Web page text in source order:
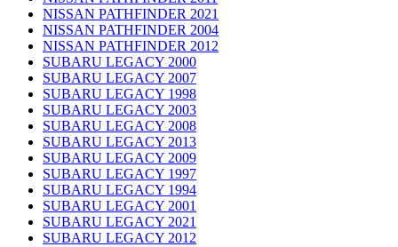
NISSAN PATHFINDER 2021
NISSAN PATHFINDER 2004
NISSAN PATHFINDER 2012
SUBARU LEGACY 2000
SUBARU LEGACY 2007
SUBARU LEGACY 1998
SUBARU LEGACY 2003
SUBARU LEGACY 2008
SUBARU LEGACY 2013
SUBARU LEGACY 2009
SUBARU LEGACY 1997
SUBARU LEGACY 1994
SUBARU LEGACY 2001
SUBARU LEGACY 2021
SUBARU LEGACY 2012